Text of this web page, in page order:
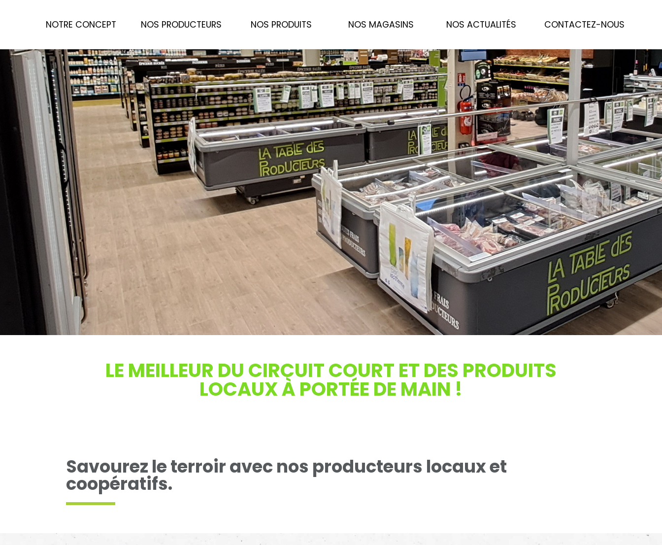
NOTRE CONCEPT NOS PRODUCTEURS NOS PRODUITS NOS MAGASINS NOS ACTUALITÉS CONTACTEZ-NOUS
LE MEILLEUR DU CIRCUIT COURT ET DES PRODUITS
LOCAUX À PORTÉE DE MAIN !
Savourez le terroir avec nos producteurs locaux et
coopératifs.